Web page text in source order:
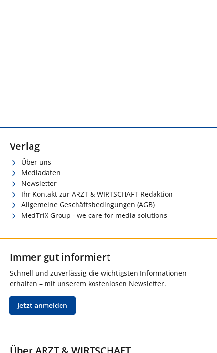
Verlag
Über uns
Mediadaten
Newsletter
Ihr Kontakt zur ARZT & WIRTSCHAFT-Redaktion
Allgemeine Geschäftsbedingungen (AGB)
MedTriX Group - we care for media solutions
Immer gut informiert
Schnell und zuverlässig die wichtigsten Informationen
erhalten – mit unserem kostenlosen Newsletter.
Jetzt anmelden
Über ARZT & WIRTSCHAFT